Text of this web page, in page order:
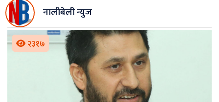
नालीबेली न्युज
२३१७